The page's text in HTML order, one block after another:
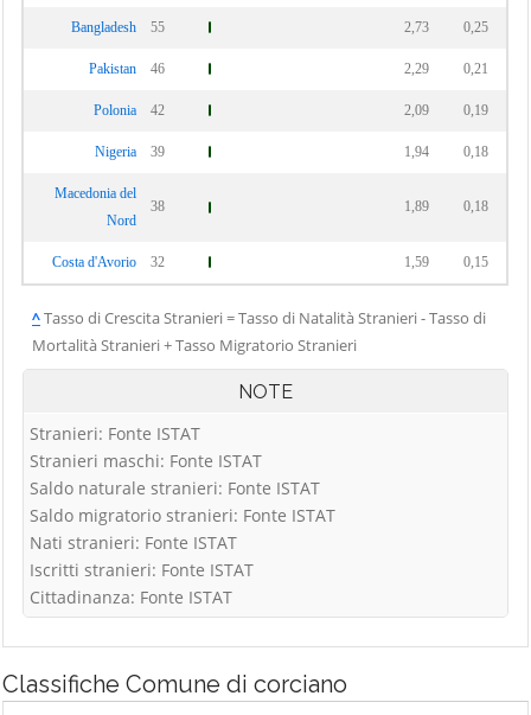
Bangladesh 55 2,73 0,25
Pakistan 46 2,29 0,21
Polonia 42 2,09 0,19
Nigeria 39 1,94 0,18
Macedonia del
Nord
38 1,89 0,18
Costa d'Avorio 32 1,59 0,15
^Tasso di Crescita Stranieri = Tasso di Natalità Stranieri - Tasso di
Mortalità Stranieri + Tasso Migratorio Stranieri
NOTE
Stranieri: Fonte ISTAT
Stranieri maschi: Fonte ISTAT
Saldo naturale stranieri: Fonte ISTAT
Saldo migratorio stranieri: Fonte ISTAT
Nati stranieri: Fonte ISTAT
Iscritti stranieri: Fonte ISTAT
Cittadinanza: Fonte ISTAT
Classifiche Comune di corciano